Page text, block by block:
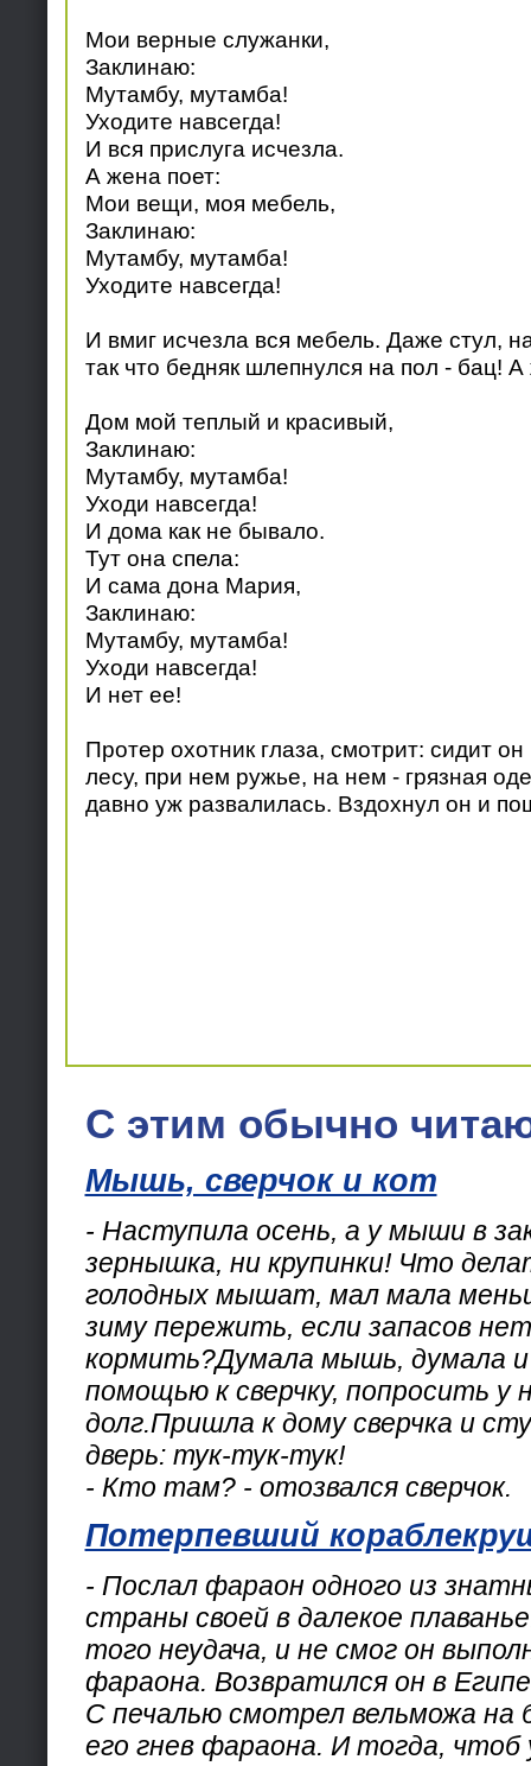
Мои верные служанки,
Заклинаю:
Мутамбу, мутамба!
Уходите навсегда!
И вся прислуга исчезла.
А жена поет:
Мои вещи, моя мебель,
Заклинаю:
Мутамбу, мутамба!
Уходите навсегда!
И вмиг исчезла вся мебель. Даже стул,
так что бедняк шлепнулся на пол - бац!
Дом мой теплый и красивый,
Заклинаю:
Мутамбу, мутамба!
Уходи навсегда!
И дома как не бывало.
Тут она спела:
И сама дона Мария,
Заклинаю:
Мутамбу, мутамба!
Уходи навсегда!
И нет ее!
Протер охотник глаза, смотрит: сидит
лесу, при нем ружье, на нем - грязная
давно уж развалилась. Вздохнул он и
С этим обычно
Мышь, сверчок и кот
- Наступила осень, а у мыши в
зернышка, ни крупинки! Что
голодных мышат, мал мала
зиму пережить, если запасов
кормить?Думала мышь, думала
помощью к сверчку, попросить у
долг.Пришла к дому сверчка и
дверь: тук-тук-тук!
- Кто там? - отозвался сверчок.
Потерпевший
- Послал фараон одного из
страны своей в далекое
того неудача, и не смог он
фараона. Возвратился он в
С печалью смотрел вельможа на
его гнев фараона. И тогда,